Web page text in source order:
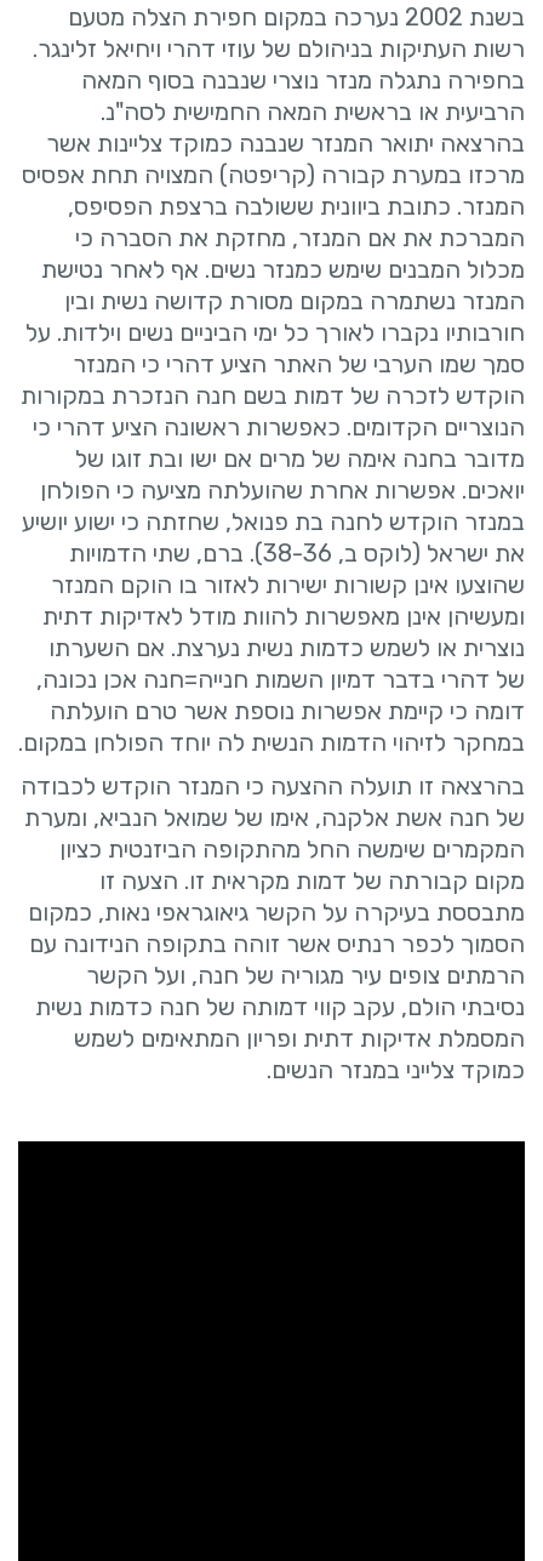
בשנת 2002 נערכה במקום חפירת הצלה מטעם
רשות העתיקות בניהולם של עוזי דהרי ויחיאל זלינגר.
בחפירה נתגלה מנזר נוצרי שנבנה בסוף המאה
הרביעית או בראשית המאה החמישית לסה"נ.
בהרצאה יתואר המנזר שנבנה כמוקד צליינות אשר
מרכזו במערת קבורה (קריפטה) המצויה תחת אפסיס
המנזר. כתובת ביוונית ששולבה ברצפת הפסיפס,
המברכת את אם המנזר, מחזקת את הסברה כי
מכלול המבנים שימש כמנזר נשים. אף לאחר נטישת
המנזר נשתמרה במקום מסורת קדושה נשית ובין
חורבותיו נקברו לאורך כל ימי הביניים נשים וילדות. על
סמך שמו הערבי של האתר הציע דהרי כי המנזר
הוקדש לזכרה של דמות בשם חנה הנזכרת במקורות
הנוצריים הקדומים. כאפשרות ראשונה הציע דהרי כי
מדובר בחנה אימה של מרים אם ישו ובת זוגו של
יואכים. אפשרות אחרת שהועלתה מציעה כי הפולחן
במנזר הוקדש לחנה בת פנואל, שחזתה כי ישוע יושיע
את ישראל (לוקס ב, 38-36). ברם, שתי הדמויות
שהוצעו אינן קשורות ישירות לאזור בו הוקם המנזר
ומעשיהן אינן מאפשרות להוות מודל לאדיקות דתית
נוצרית או לשמש כדמות נשית נערצת. אם השערתו
של דהרי בדבר דמיון השמות חנייה=חנה אכן נכונה,
דומה כי קיימת אפשרות נוספת אשר טרם הועלתה
במחקר לזיהוי הדמות הנשית לה יוחד הפולחן במקום.
בהרצאה זו תועלה ההצעה כי המנזר הוקדש לכבודה
של חנה אשת אלקנה, אימו של שמואל הנביא, ומערת
המקמרים שימשה החל מהתקופה הביזנטית כציון
מקום קבורתה של דמות מקראית זו. הצעה זו
מתבססת בעיקרה על הקשר גיאוגראפי נאות, כמקום
הסמוך לכפר רנתיס אשר זוהה בתקופה הנידונה עם
הרמתים צופים עיר מגוריה של חנה, ועל הקשר
נסיבתי הולם, עקב קווי דמותה של חנה כדמות נשית
המסמלת אדיקות דתית ופריון המתאימים לשמש
כמוקד צלייני במנזר הנשים.